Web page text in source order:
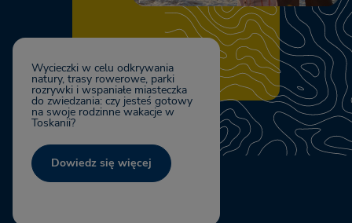
Wycieczki w celu odkrywania
natury, trasy rowerowe, parki
rozrywki i wspaniałe miasteczka
do zwiedzania: czy jesteś gotowy
na swoje rodzinne wakacje w
Toskanii?
Dowiedz się więcej